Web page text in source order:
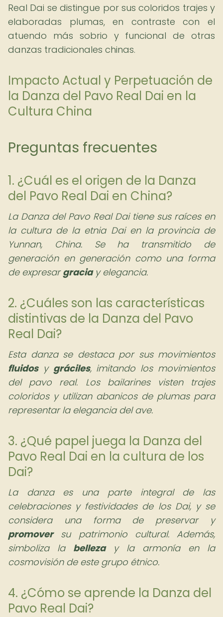
Real Dai se distingue por sus coloridos trajes y
elaboradas plumas, en contraste con el
atuendo más sobrio y funcional de otras
danzas tradicionales chinas.
Impacto Actual y Perpetuación de
la Danza del Pavo Real Dai en la
Cultura China
Preguntas frecuentes
1. ¿Cuál es el origen de la Danza
del Pavo Real Dai en China?
La Danza del Pavo Real Dai tiene sus raíces en
la cultura de la etnia Dai en la provincia de
Yunnan, China. Se ha transmitido de
generación en generación como una forma
de expresargraciay elegancia.
2. ¿Cuáles son las características
distintivas de la Danza del Pavo
Real Dai?
Esta danza se destaca por sus movimientos
fluidosy gráciles, imitando los movimientos
del pavo real. Los bailarines visten trajes
coloridos y utilizan abanicos de plumas para
representar la elegancia del ave.
3. ¿Qué papel juega la Danza del
Pavo Real Dai en la cultura de los
Dai?
La danza es una parte integral de las
celebraciones y festividades de los Dai, y se
considera una forma de preservar y
promoversu patrimonio cultural. Además,
simboliza la bellezay la armonía en la
cosmovisión de este grupo étnico.
4. ¿Cómo se aprende la Danza del
Pavo Real Dai?